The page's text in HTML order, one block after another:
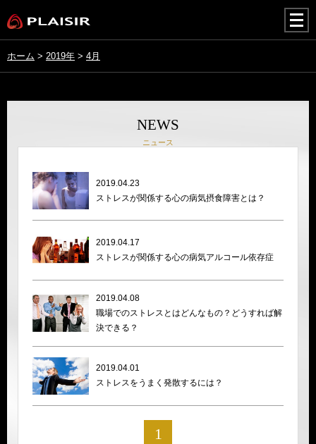
ホーム > 2019年 > 4月
NEWS
ニュース
2019.04.23
ストレスが関係する心の病気摂食障害とは？
2019.04.17
ストレスが関係する心の病気アルコール依存症
2019.04.08
職場でのストレスとはどんなもの？どうすれば解
決できる？
2019.04.01
ストレスをうまく発散するには？
1